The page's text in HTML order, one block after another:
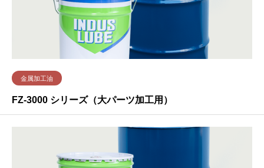
金属加工油
FZ-3000 シリーズ（大パーツ加工用）